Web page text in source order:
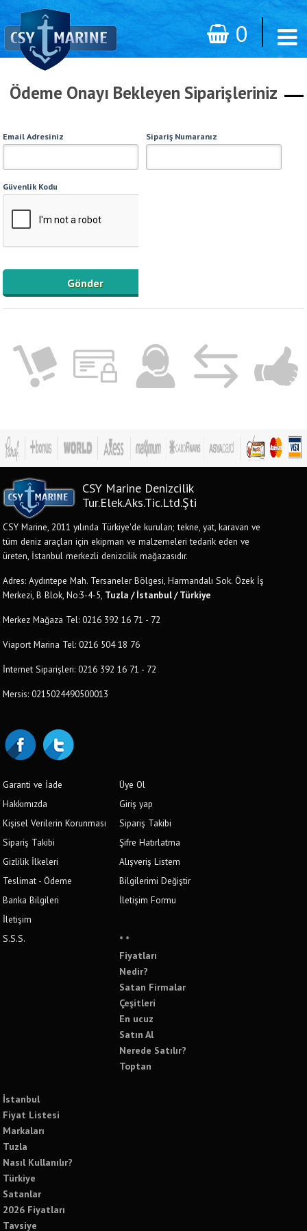
0
Ödeme Onayı Bekleyen Siparişleriniz
Email Adresiniz Sipariş Numaranız
Güvenlik Kodu
CSY Marine Denizcilik
Tur.Elek.Aks.Tic.Ltd.Şti
CSY Marine, 2011 yılında Türkiye'de kurulan; tekne, yat, karavan ve
tüm deniz araçları için ekipman ve malzemeleri tedarik eden ve
üreten, İstanbul merkezli denizcilik mağazasıdır.
Adres: Aydıntepe Mah. Tersaneler Bölgesi, Harmandalı Sok. Özek İş
Merkezi, B Blok, No:3-4-5, Tuzla / İstanbul / Türkiye
Merkez Mağaza Tel: 0216 392 16 71 - 72
Viaport Marina Tel: 0216 504 18 76
İnternet Siparişleri: 0216 392 16 71 - 72
Mersis: 0215024490500013
Garanti ve İade
Hakkımızda
Kişisel Verilerin Korunması
Sipariş Takibi
Gizlilik İlkeleri
Teslimat - Ödeme
Banka Bilgileri
İletişim
S.S.S.
Üye Ol
Giriş yap
Sipariş Takibi
Şifre Hatırlatma
Alışveriş Listem
Bilgilerimi Değiştir
İletişim Formu
* *
Fiyatları
Nedir?
Satan Firmalar
Çeşitleri
En ucuz
Satın Al
Nerede Satılır?
Toptan
İstanbul
Fiyat Listesi
Markaları
Tuzla
Nasıl Kullanılır?
Türkiye
Satanlar
2026 Fiyatları
Tavsiye